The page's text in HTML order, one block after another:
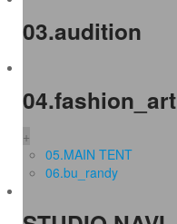
03.audition
04.fashion_art
+
05.MAIN TENT
06.bu_randy